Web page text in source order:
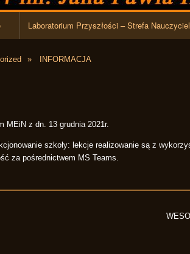
Laboratorium Przyszłości – Strefa
INFORMACJA
MEiN z dn. 13 grudnia 2021r.
szkoły: lekcje realizowanie są z
za pośrednictwem MS Teams.